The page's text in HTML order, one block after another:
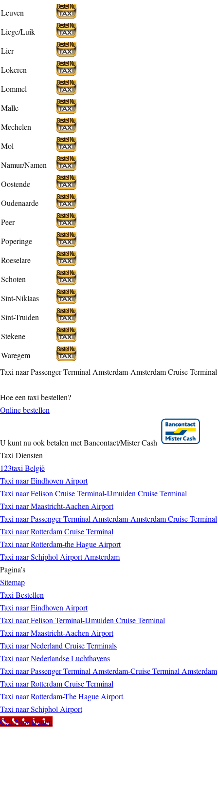
Leuven
Liege/Luik
Lier
Lokeren
Lommel
Malle
Mechelen
Mol
Namur/Namen
Oostende
Oudenaarde
Peer
Poperinge
Roeselare
Schoten
Sint-Niklaas
Sint-Truiden
Stekene
Waregem
Taxi naar Passenger Terminal Amsterdam-Amsterdam Cruise Terminal
Hoe een taxi bestellen?
Online bestellen
U kunt nu ook betalen met Bancontact/Mister Cash
Taxi Diensten
123taxi België
Taxi naar Eindhoven Airport
Taxi naar Felison Cruise Terminal-IJmuiden Cruise Terminal
Taxi naar Maastricht-Aachen Airport
Taxi naar Passenger Terminal Amsterdam-Amsterdam Cruise Terminal
Taxi naar Rotterdam Cruise Terminal
Taxi naar Rotterdam-the Hague Airport
Taxi naar Schiphol Airport Amsterdam
Pagina’s
Sitemap
Taxi Bestellen
Taxi naar Eindhoven Airport
Taxi naar Felison Terminal-IJmuiden Cruise Terminal
Taxi naar Maastricht-Aachen Airport
Taxi naar Nederland Cruise Terminals
Taxi naar Nederlandse Luchthavens
Taxi naar Passenger Terminal Amsterdam-Cruise Terminal Amsterdam
Taxi naar Rotterdam Cruise Terminal
Taxi naar Rotterdam-The Hague Airport
Taxi naar Schiphol Airport
Call Now Button